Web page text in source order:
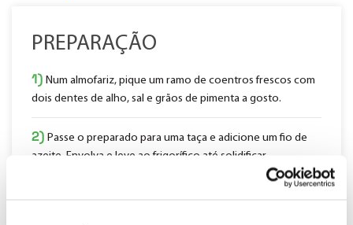
PREPARAÇÃO
1) Num almofariz, pique um ramo de coentros frescos com
dois dentes de alho, sal e grãos de pimenta a gosto.
2) Passe o preparado para uma taça e adicione um fio de
azeite. Envolva e leve ao frigorífico até solidificar.